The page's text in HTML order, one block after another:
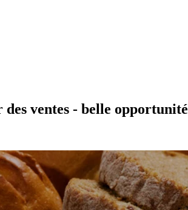
ventes - belle